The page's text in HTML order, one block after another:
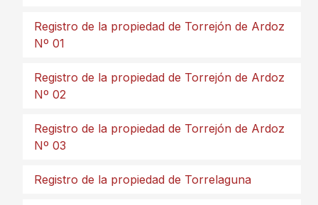
Registro de la propiedad de Torrejón de Ardoz
Nº 01
Registro de la propiedad de Torrejón de Ardoz
Nº 02
Registro de la propiedad de Torrejón de Ardoz
Nº 03
Registro de la propiedad de Torrelaguna